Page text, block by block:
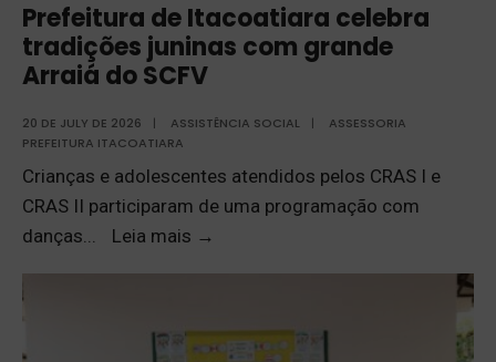
Prefeitura de Itacoatiara celebra
tradições juninas com grande
Arraiá do SCFV
20 DE JULY DE 2026 | ASSISTÊNCIA SOCIAL |
ASSESSORIA
PREFEITURA ITACOATIARA
Crianças e adolescentes atendidos pelos CRAS I e
CRAS II participaram de uma programação com
danças... Leia mais →